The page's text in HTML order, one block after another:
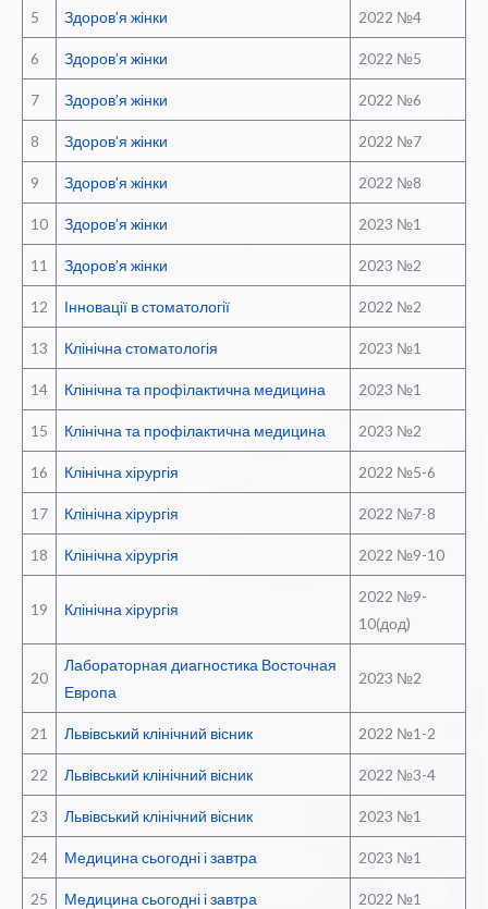
5 Здоров’я жінки 2022 №4
6 Здоров’я жінки 2022 №5
7 Здоров’я жінки 2022 №6
8 Здоров’я жінки 2022 №7
9 Здоров’я жінки 2022 №8
10 Здоров’я жінки 2023 №1
11 Здоров’я жінки 2023 №2
12 Інновації в стоматології 2022 №2
13 Клінічна стоматологія 2023 №1
14 Клінічна та профілактична медицина 2023 №1
15 Клінічна та профілактична медицина 2023 №2
16 Клінічна хірургія 2022 №5-6
17 Клінічна хірургія 2022 №7-8
18 Клінічна хірургія 2022 №9-10
19 Клінічна хірургія
2022 №9-
10(дод)
20
Лабораторная диагностика Восточная
Европа
2023 №2
21 Львівський клінічний вісник 2022 №1-2
22 Львівський клінічний вісник 2022 №3-4
23 Львівський клінічний вісник 2023 №1
24 Медицина сьогодні і завтра 2023 №1
25 Медицина сьогодні і завтра 2022 №1